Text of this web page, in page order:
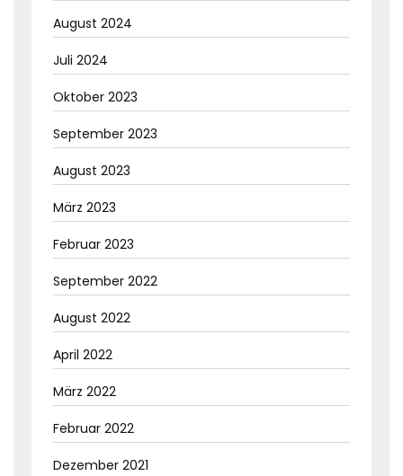
August 2024
Juli 2024
Oktober 2023
September 2023
August 2023
März 2023
Februar 2023
September 2022
August 2022
April 2022
März 2022
Februar 2022
Dezember 2021